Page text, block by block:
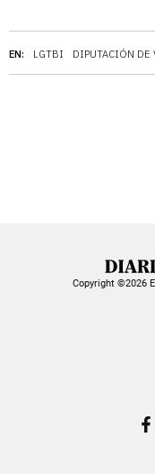
EN: LGTBI DIPUTACIÓN DE
Copyright ©2026